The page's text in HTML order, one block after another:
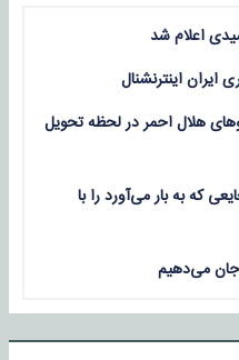
اعلام شد
اینترنشنال
هلال احمر در لحظه تحویل
که به بار می‌آورد را با
جان می‌دهیم